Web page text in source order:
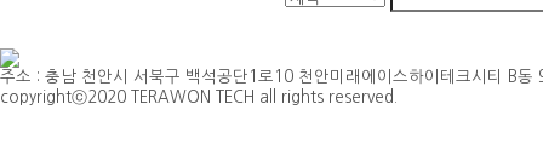
주소 : 충남 천안시 서북구 백석공단1로10 천안미래에이스하이테크시티
copyrightⓒ2020 TERAWON TECH all rights reserved.